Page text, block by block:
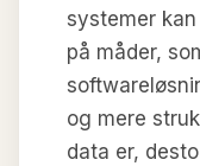
systemer
på måder,
og mere
data er,